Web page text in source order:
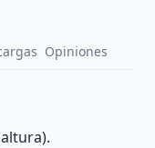
Opiniones